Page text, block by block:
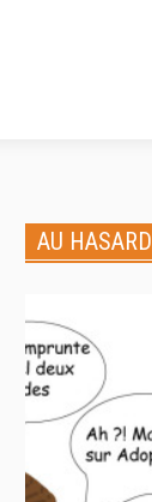
AU HASARD